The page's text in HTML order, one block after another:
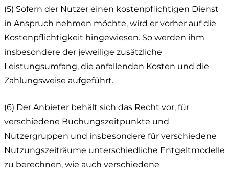
(5) Sofern der Nutzer einen kostenpflichtigen Dienst
in Anspruch nehmen möchte, wird er vorher auf die
Kostenpflichtigkeit hingewiesen. So werden ihm
insbesondere der jeweilige zusätzliche
Leistungsumfang, die anfallenden Kosten und die
Zahlungsweise aufgeführt.
(6) Der Anbieter behält sich das Recht vor, für
verschiedene Buchungszeitpunkte und
Nutzergruppen und insbesondere für verschiedene
Nutzungszeiträume unterschiedliche Entgeltmodelle
zu berechnen, wie auch verschiedene